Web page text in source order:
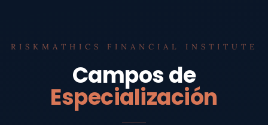
RISKMATHICS FINANCIAL INSTITUTE
Campos de
Especialización